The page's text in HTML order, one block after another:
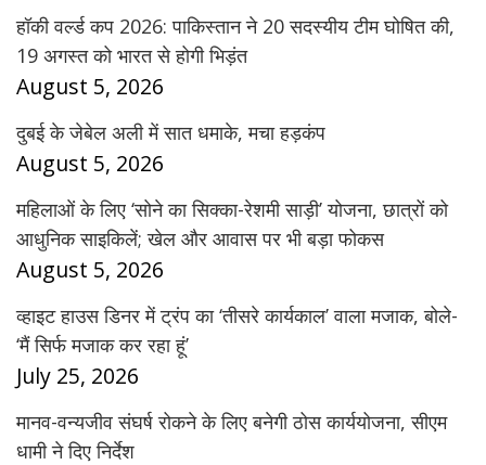
हॉकी वर्ल्ड कप 2026: पाकिस्तान ने 20 सदस्यीय टीम घोषित की,
19 अगस्त को भारत से होगी भिड़ंत
August 5, 2026
दुबई के जेबेल अली में सात धमाके, मचा हड़कंप
August 5, 2026
महिलाओं के लिए ‘सोने का सिक्का-रेशमी साड़ी’ योजना, छात्रों को
आधुनिक साइकिलें; खेल और आवास पर भी बड़ा फोकस
August 5, 2026
व्हाइट हाउस डिनर में ट्रंप का ‘तीसरे कार्यकाल’ वाला मजाक, बोले-
‘मैं सिर्फ मजाक कर रहा हूं’
July 25, 2026
मानव-वन्यजीव संघर्ष रोकने के लिए बनेगी ठोस कार्ययोजना, सीएम
धामी ने दिए निर्देश